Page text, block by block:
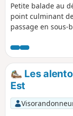
Petite balade au
point culminant
passage en sous-
Les
Est